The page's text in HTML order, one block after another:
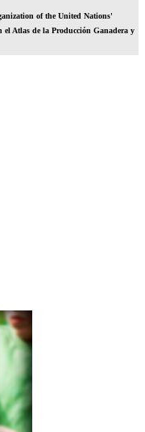
of the United Nations'
el Atlas de la Producción Ganadera y